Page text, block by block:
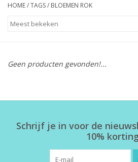
Schoenen
HOME/TAGS/ BLOEMEN ROK
Geen producten gevonden!...
Schrijf je in voor de
10%